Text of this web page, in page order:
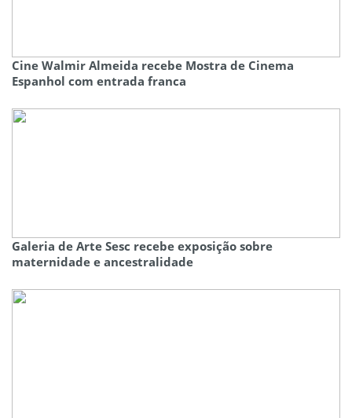
Cine Walmir Almeida recebe Mostra de Cinema
Espanhol com entrada franca
Galeria de Arte Sesc recebe exposição sobre
maternidade e ancestralidade